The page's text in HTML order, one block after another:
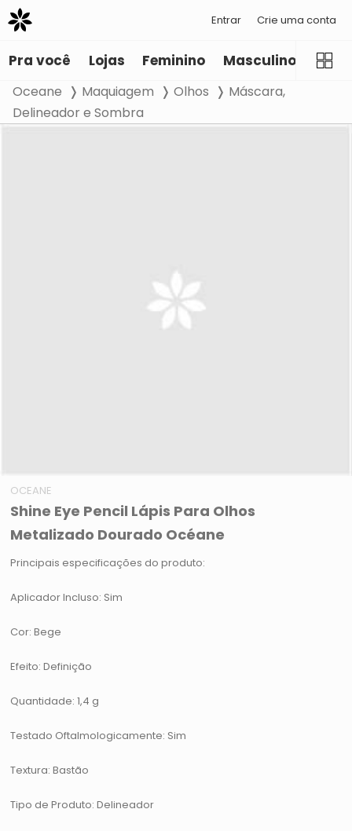
Entrar Crie uma conta
Pra você Lojas Feminino Masculino
Oceane Maquiagem Olhos
Máscara,
Delineador e Sombra
OCEANE
Shine Eye Pencil Lápis Para Olhos
Metalizado Dourado Océane
Principais especificações do produto:
Aplicador Incluso: Sim
Cor: Bege
Efeito: Definição
Quantidade: 1,4 g
Testado Oftalmologicamente: Sim
Textura: Bastão
Tipo de Produto: Delineador